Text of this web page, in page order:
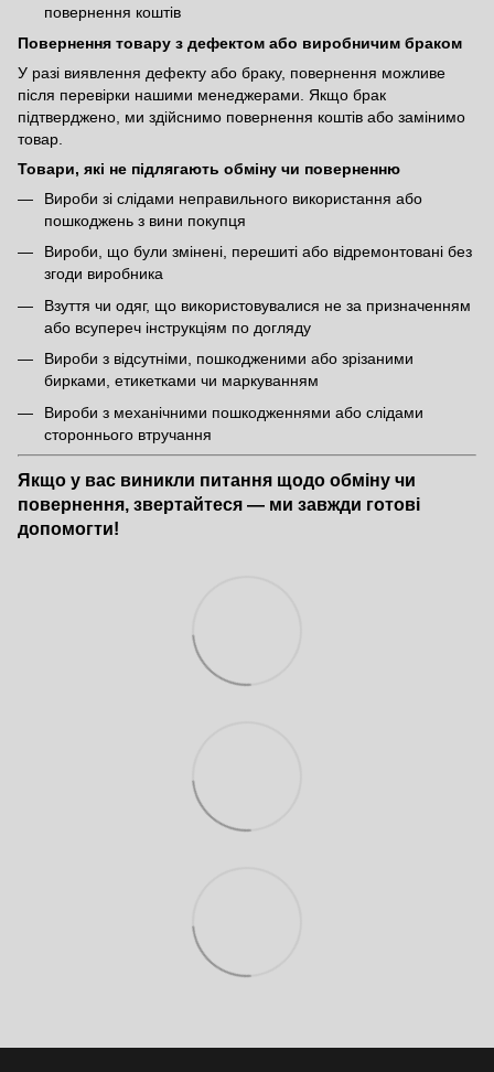
повернення коштів
Повернення товару з дефектом або виробничим браком
У разі виявлення дефекту або браку, повернення можливе
після перевірки нашими менеджерами. Якщо брак
підтверджено, ми здійснимо повернення коштів або замінимо
товар.
Товари, які не підлягають обміну чи поверненню
Вироби зі слідами неправильного використання або
пошкоджень з вини покупця
Вироби, що були змінені, перешиті або відремонтовані без
згоди виробника
Взуття чи одяг, що використовувалися не за призначенням
або всупереч інструкціям по догляду
Вироби з відсутніми, пошкодженими або зрізаними
бирками, етикетками чи маркуванням
Вироби з механічними пошкодженнями або слідами
стороннього втручання
Якщо у вас виникли питання щодо обміну чи
повернення, звертайтеся — ми завжди готові
допомогти!